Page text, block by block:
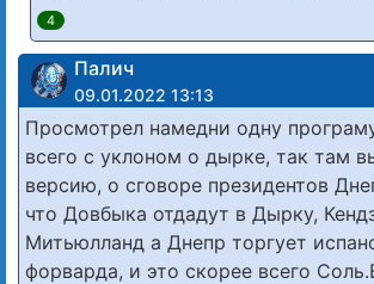
4
Палич
09.01.2022 13:13
Просмотрел намедни одну
всего с уклоном о дырке, так там
версию, о сговоре президентов
что Довбыка отдадут в Дырку,
Митьюлланд а Днепр торгует
форварда, и это скорее всего